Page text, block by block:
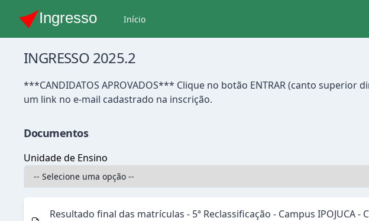
Início
INGRESSO 2025.2
***CANDIDATOS APROVADOS*** Clique no botão ENTRAR (canto superior
um link no e-mail cadastrado na inscrição.
Documentos
Unidade de Ensino
Resultado final das matrículas - 5ª Reclassificação - Campus IPOJUCA -